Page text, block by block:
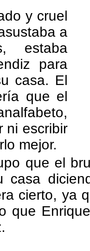
y cruel
a
estaba
para
casa. El
que el
ni escribir
mejor.
que el
casa
cierto, ya
que